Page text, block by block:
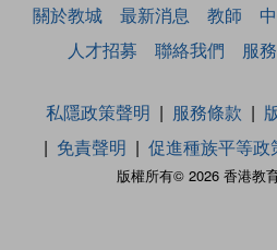
關於教城 最新消息 教師
人才招募
聯絡我們 服
版權所有© 2026 香港教
私隱政策聲明 服務條款
免責聲明
促進種族平等政